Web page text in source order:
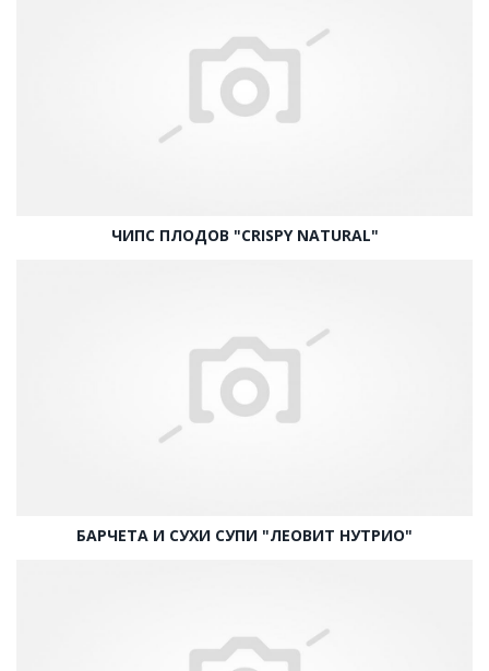
ЧИПС ПЛОДОВ "CRISPY NATURAL"
БАРЧЕТА И СУХИ СУПИ "ЛЕОВИТ НУТРИО"